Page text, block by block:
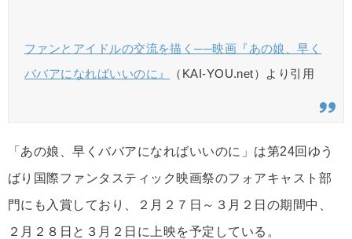
ファンとアイドルの交流を描く──映画『あの娘、早く
ババアになればいいのに』
（KAI-YOU.net）より引用
「あの娘、早くババアになればいいのに」は第24回ゆう
ばり国際ファンタスティック映画祭のフォアキャスト部
門にも入賞しており、２月２７日～３月２日の期間中、
２月２８日と３月２日に上映を予定している。